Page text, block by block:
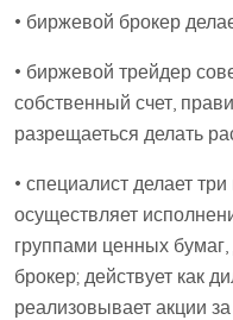
• биржевой брокер
• биржевой трейдер
собственный счет,
разрещаеться делать
• специалист делает
осуществляет
группами ценных
брокер; действует как
реализовывает акции